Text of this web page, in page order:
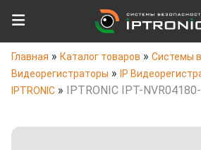
Главная » Каталог товаров » Системы
Видеорегистраторы » IP
IPTRONIC » IPTRONIC IPT-